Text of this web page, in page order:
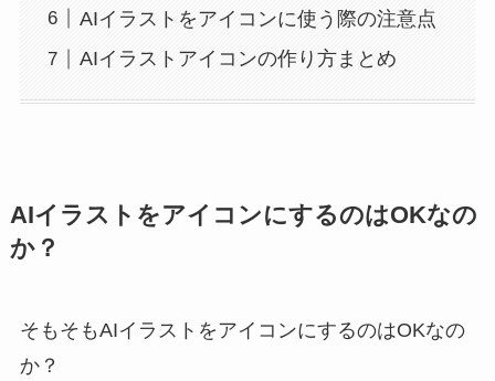
AIイラストをアイコンに使う際の注意点
AIイラストアイコンの作り方まとめ
AIイラストをアイコンにするのはOKなの
か？
そもそもAIイラストをアイコンにするのはOKなの
か？